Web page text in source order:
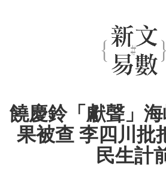
饒慶鈴「獻聲」
果被查 李四川批
民生計